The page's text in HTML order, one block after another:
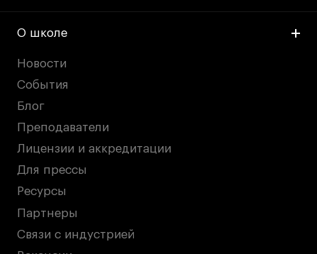
О школе
Новости
События
Блог
Преподаватели
Лицензии и аккредитации
Для прессы
Ресурсы
Партнеры
Связи с индустрией